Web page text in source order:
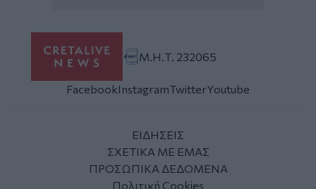
Μ.Η.Τ. 232065
FacebookInstagramTwitterYoutube
ΕΙΔΗΣΕΙΣ
ΣΧΕΤΙΚΑ ΜΕ ΕΜΑΣ
ΠΡΟΣΩΠΙΚΑ ΔΕΔΟΜΕΝΑ
Πολιτική Cookies